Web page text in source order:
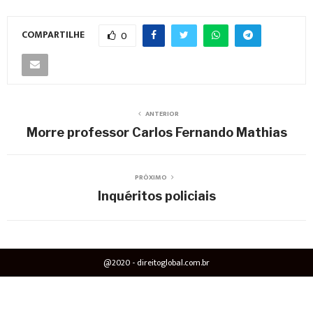
COMPARTILHE 0
ANTERIOR
Morre professor Carlos Fernando Mathias
PRÓXIMO
Inquéritos policiais
@2020 - direitoglobal.com.br